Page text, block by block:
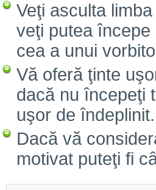
Veţi asculta
veţi putea
cea a unui
Vă oferă ţinte
dacă nu începeţi
uşor de îndeplinit.
Dacă vă
motivat puteţi fi